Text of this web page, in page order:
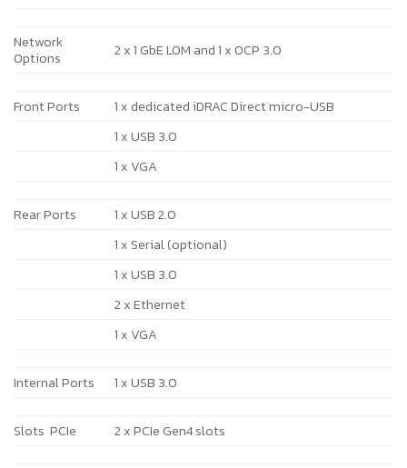
Network
Options
2 x 1 GbE LOM and 1 x OCP 3.0
Front Ports
1 x dedicated iDRAC Direct micro-USB
1 x USB 3.0
1 x VGA
Rear Ports
1 x USB 2.0
1 x Serial (optional)
1 x USB 3.0
2 x Ethernet
1 x VGA
Internal Ports 1 x USB 3.0
Slots PCIe 2 x PCIe Gen4 slots